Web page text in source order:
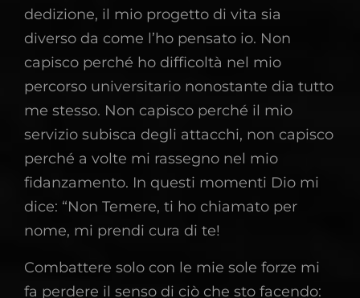
dedizione, il mio progetto di vita sia
diverso da come l’ho pensato io. Non
capisco perché ho difficoltà nel mio
percorso universitario nonostante dia tutto
me stesso. Non capisco perché il mio
servizio subisca degli attacchi, non capisco
perché a volte mi rassegno nel mio
fidanzamento. In questi momenti Dio mi
dice: “Non Temere, ti ho chiamato per
nome, mi prendi cura di te!
Combattere solo con le mie sole forze mi
fa perdere il senso di ciò che sto facendo: